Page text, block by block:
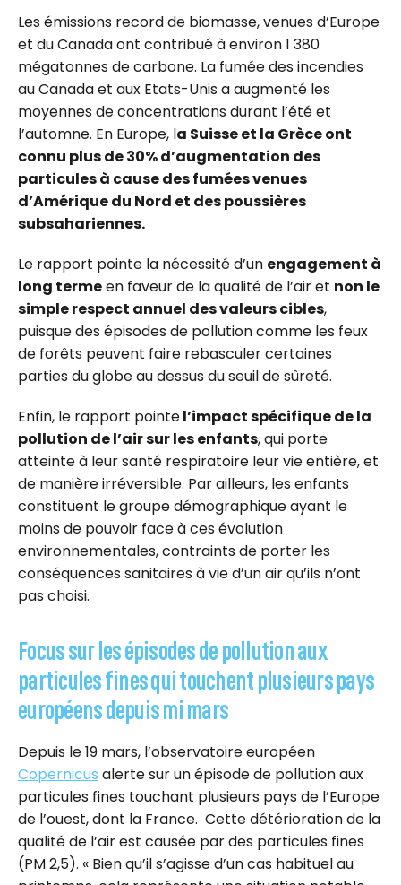
Les émissions record de biomasse, venues d’Europe
et du Canada ont contribué à environ 1 380
mégatonnes de carbone. La fumée des incendies
au Canada et aux Etats-Unis a augmenté les
moyennes de concentrations durant l’été et
l’automne. En Europe, la Suisse et la Grèce ont
connu plus de 30% d’augmentation des
particules à cause des fumées venues
d’Amérique du Nord et des poussières
subsahariennes.
Le rapport pointe la nécessité d’un engagement à
long termeen faveur de la qualité de l’air et non le
simple respect annuel des valeurs cibles,
puisque des épisodes de pollution comme les feux
de forêts peuvent faire rebasculer certaines
parties du globe au dessus du seuil de sûreté.
Enfin, le rapport pointel’impact spécifique de la
pollution de l’air sur les enfants, qui porte
atteinte à leur santé respiratoire leur vie entière, et
de manière irréversible. Par ailleurs, les enfants
constituent le groupe démographique ayant le
moins de pouvoir face à ces évolution
environnementales, contraints de porter les
conséquences sanitaires à vie d’un air qu’ils n’ont
pas choisi.
Focus sur les épisodes de pollution aux
particules fines qui touchent plusieurs pays
européens depuis mi mars
Depuis le 19 mars, l’observatoire européen
Copernicus alerte sur un épisode de pollution aux
particules fines touchant plusieurs pays de l’Europe
de l’ouest, dont la France. Cette détérioration de la
qualité de l’air est causée par des particules fines
(PM 2,5). « Bien qu’il s’agisse d’un cas habituel au